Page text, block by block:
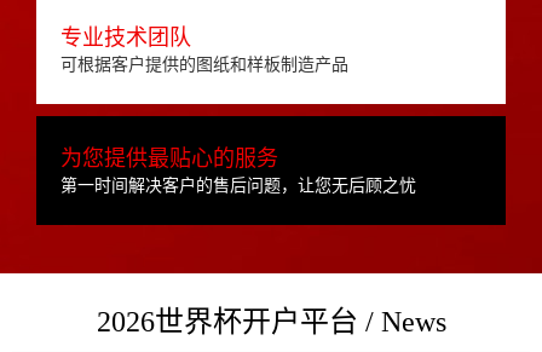
专业技术团队
可根据客户提供的图纸和样板制造产品
为您提供最贴心的服务
第一时间解决客户的售后问题，让您无后顾之忧
2026世界杯开户平台 / News